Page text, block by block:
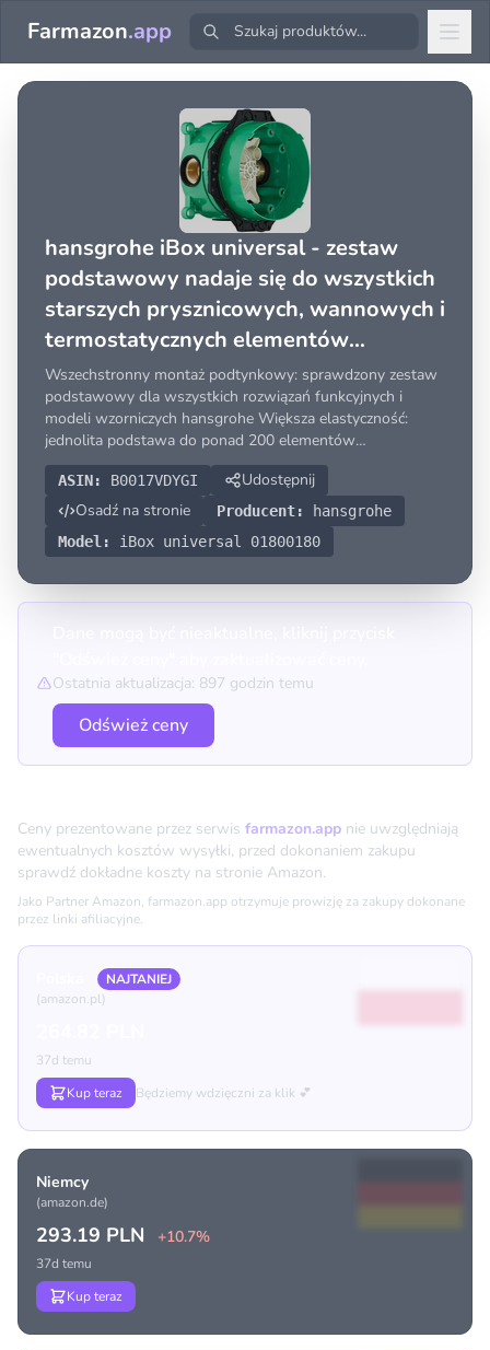
Farmazon.app
hansgrohe iBox universal - zestaw
podstawowy nadaje się do wszystkich
starszych prysznicowych, wannowych i
termostatycznych elementów
zewnętrznych (do 2023), 01800180
Wszechstronny montaż podtynkowy: sprawdzony zestaw
podstawowy dla wszystkich rozwiązań funkcyjnych i
modeli wzorniczych hansgrohe Większa elastyczność:
jednolita podstawa do ponad 200 elementów
zewnętrznych hansgrohe Łatwiejsza modernizacja:
bezproblemowa wymiana bloku funkcyjnego i elementu
zewnętrznego, bez rozkuwani
ASIN: B0017VDYGI
Udostępnij
Osadź na stronie
Producent:
hansgrohe
Model:
iBox universal 01800180
Ostatnia aktualizacja: 897 godzin temu
Odśwież ceny
Ceny prezentowane przez serwis farmazon.app nie uwzględniają
ewentualnych kosztów wysyłki, przed dokonaniem zakupu
sprawdź dokładne koszty na stronie Amazon.
Jako Partner Amazon, farmazon.app otrzymuje prowizję za zakupy dokonane
przez linki afiliacyjne.
NAJTANIEJ
(amazon.pl)
37d temu
Kup teraz
Będziemy wdzięczni za klik 💕
Niemcy
(amazon.de)
293.19 PLN +10.7%
37d temu
Kup teraz